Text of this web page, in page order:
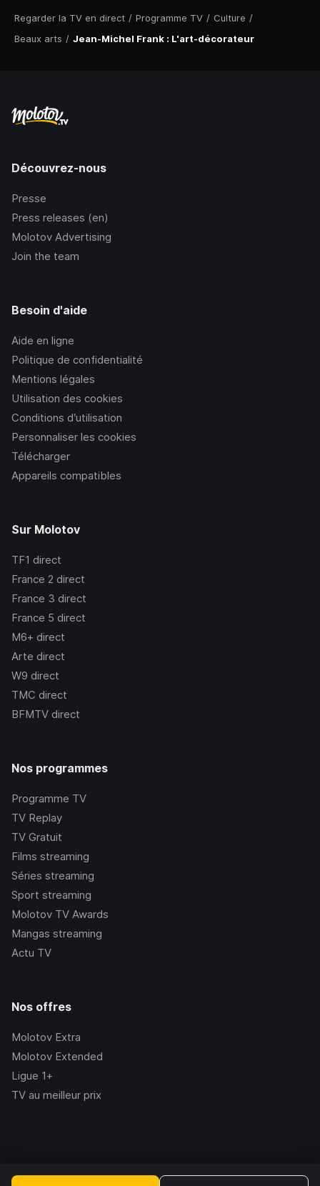
Regarder la TV en direct / Programme TV / Culture /
Beaux arts / Jean-Michel Frank : L'art-décorateur
Découvrez-nous
Presse
Press releases (en)
Molotov Advertising
Join the team
Besoin d'aide
Aide en ligne
Politique de confidentialité
Mentions légales
Utilisation des cookies
Conditions d’utilisation
Personnaliser les cookies
Télécharger
Appareils compatibles
Sur Molotov
TF1 direct
France 2 direct
France 3 direct
France 5 direct
M6+ direct
Arte direct
W9 direct
TMC direct
BFMTV direct
Nos programmes
Programme TV
TV Replay
TV Gratuit
Films streaming
Séries streaming
Sport streaming
Molotov TV Awards
Mangas streaming
Actu TV
Nos offres
Molotov Extra
Molotov Extended
Ligue 1+
TV au meilleur prix
2.228.1